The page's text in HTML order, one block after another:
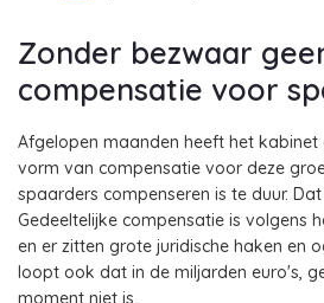
Zonder bezwaar
compensatie voor
Afgelopen maanden heeft het kabinet
vorm van compensatie voor deze
spaarders compenseren is te duur.
Gedeeltelijke compensatie is volgens
en er zitten grote juridische haken en
loopt ook dat in de miljarden euro's,
moment niet is.